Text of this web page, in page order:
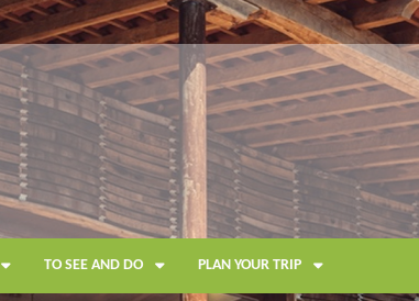
TO SEE AND DO PLAN YOUR TRIP